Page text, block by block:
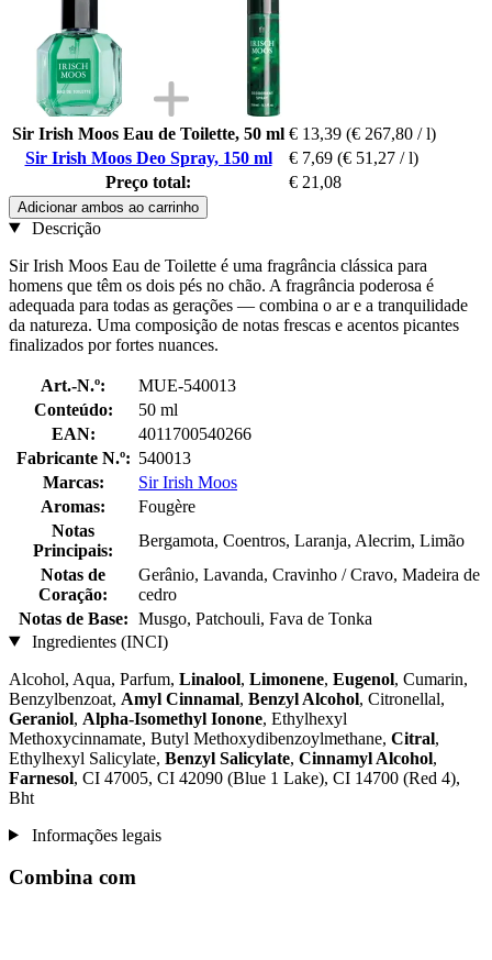
Sir Irish Moos Eau de Toilette, 50 ml € 13,39 (€ 267,80 / l)
Sir Irish Moos Deo Spray, 150 ml
€ 7,69 (€ 51,27 / l)
Preço total:
€ 21,08
Adicionar ambos ao carrinho
Descrição
Sir Irish Moos Eau de Toilette é uma fragrância clássica para
homens que têm os dois pés no chão. A fragrância poderosa é
adequada para todas as gerações — combina o ar e a tranquilidade
da natureza. Uma composição de notas frescas e acentos picantes
finalizados por fortes nuances.
Art.-N.º:
MUE-540013
Conteúdo:
50 ml
EAN:
4011700540266
Fabricante N.º: 540013
Marcas:
Sir Irish Moos
Aromas:
Fougère
Notas
Principais:
Bergamota, Coentros, Laranja, Alecrim, Limão
Notas de
Coração:
Gerânio, Lavanda, Cravinho / Cravo, Madeira de
cedro
Notas de Base: Musgo, Patchouli, Fava de Tonka
Ingredientes (INCI)
Alcohol, Aqua, Parfum, Linalool, Limonene, Eugenol, Cumarin,
Benzylbenzoat, Amyl Cinnamal, Benzyl Alcohol, Citronellal,
Geraniol, Alpha-Isomethyl Ionone, Ethylhexyl
Methoxycinnamate, Butyl Methoxydibenzoylmethane, Citral,
Ethylhexyl Salicylate, Benzyl Salicylate, Cinnamyl Alcohol,
Farnesol, CI 47005, CI 42090 (Blue 1 Lake), CI 14700 (Red 4),
Bht
Informações legais
Combina com